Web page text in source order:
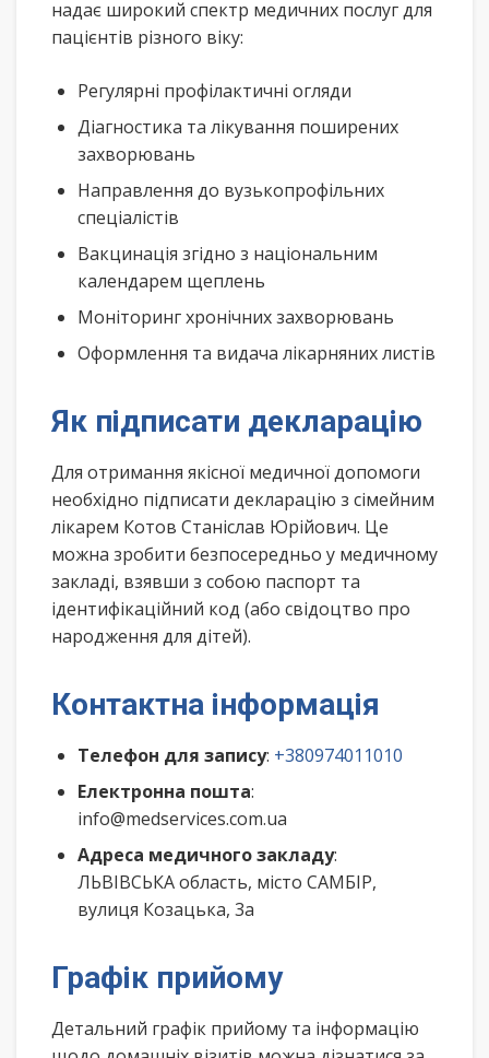
надає широкий спектр медичних послуг для
пацієнтів різного віку:
Регулярні профілактичні огляди
Діагностика та лікування поширених
захворювань
Направлення до вузькопрофільних
спеціалістів
Вакцинація згідно з національним
календарем щеплень
Моніторинг хронічних захворювань
Оформлення та видача лікарняних листів
Як підписати декларацію
Для отримання якісної медичної допомоги
необхідно підписати декларацію з сімейним
лікарем Котов Станіслав Юрійович. Це
можна зробити безпосередньо у медичному
закладі, взявши з собою паспорт та
ідентифікаційний код (або свідоцтво про
народження для дітей).
Контактна інформація
Телефон для запису: +380974011010
Електронна пошта:
info@medservices.com.ua
Адреса медичного закладу:
ЛЬВІВСЬКА область, місто САМБІР,
вулиця Козацька, 3а
Графік прийому
Детальний графік прийому та інформацію